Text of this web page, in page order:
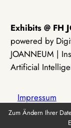
Exhibits @ FH
powered by
JOANNEUM |
Artificial
Impressum
Zum Ändern Ihrer